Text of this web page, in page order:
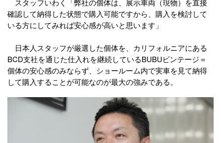
スタッフいわく「弊社の個体は、展示車両（現物）を直接
確認して納得した状態で購入可能ですから、購入を検討して
いる方にしてみれば安心感が高いと思います」
日本人スタッフが厳選した個体を、カリフォルニアにある
BCD支社を通じた仕入れを継続しているBUBUビンテージ＝
個体の安心感のみならず、ショールーム内で実車を見て納得
して購入することが可能なのが最大の強みである。